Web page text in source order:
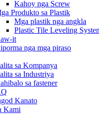
Kahoy nga Screw
Produkto sa Plastik
Mga plastik nga angkla
Plastic Tile Leveling
it
nga mga piraso
sa Kompanya
sa Industriya
sa fastener
Kanato
Kami